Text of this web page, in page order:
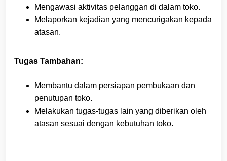
Mengawasi aktivitas pelanggan di dalam toko.
Melaporkan kejadian yang mencurigakan kepada
atasan.
Tugas Tambahan:
Membantu dalam persiapan pembukaan dan
penutupan toko.
Melakukan tugas-tugas lain yang diberikan oleh
atasan sesuai dengan kebutuhan toko.